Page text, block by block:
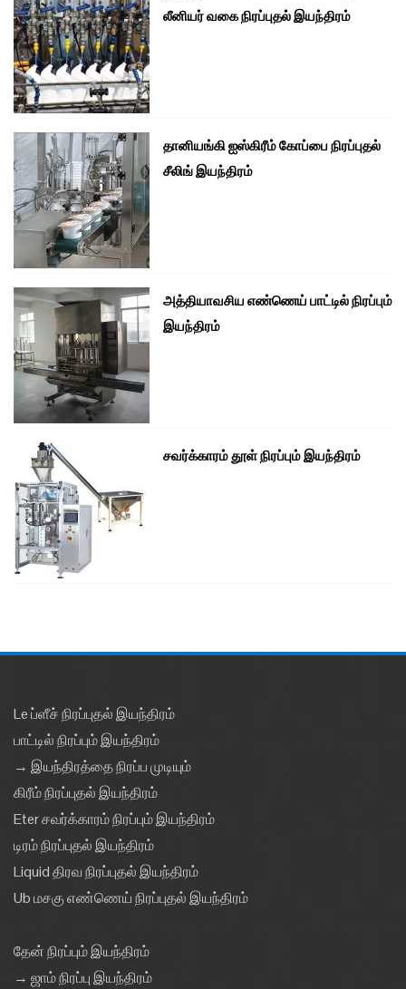
லீனியர் வகை நிரப்புதல் இயந்திரம்
தானியங்கி ஐஸ்கிரீம் கோப்பை நிரப்புதல்
சீலிங் இயந்திரம்
அத்தியாவசிய எண்ணெய் பாட்டில் நிரப்பும்
இயந்திரம்
சவர்க்காரம் தூள் நிரப்பும் இயந்திரம்
Le ப்ளீச் நிரப்புதல் இயந்திரம்
பாட்டில் நிரப்பும் இயந்திரம்
→ இயந்திரத்தை நிரப்ப முடியும்
கிரீம் நிரப்புதல் இயந்திரம்
Eter சவர்க்காரம் நிரப்பும் இயந்திரம்
டிரம் நிரப்புதல் இயந்திரம்
Liquid திரவ நிரப்புதல் இயந்திரம்
Ub மசகு எண்ணெய் நிரப்புதல் இயந்திரம்
தேன் நிரப்பும் இயந்திரம்
→ ஜாம் நிரப்பு இயந்திரம்